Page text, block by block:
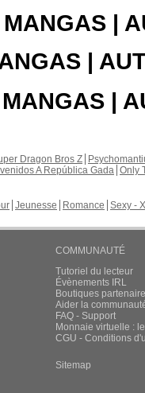
|
|
|
Dragon Bros Z
A República Gada Only
Jeunesse Romance Sexy -
COMMUNAUTÉ
Tutoriel du lecteur
Évènements IRL
Boutiques
Aider la
FAQ - Support
Monnaie virtuelle :
CGU - Conditions
Sitemap